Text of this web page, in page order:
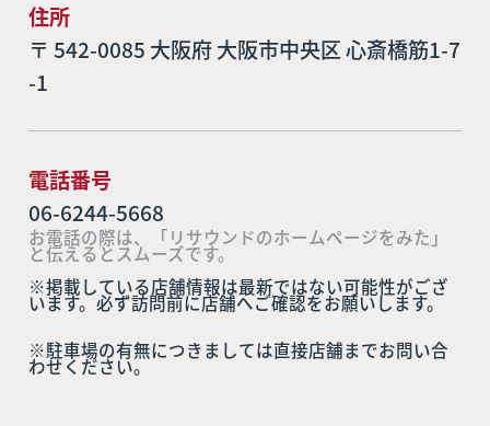
住所
〒 542-0085 大阪府 大阪市中央区 心斎橋筋1-7
-1
電話番号
06-6244-5668
お電話の際は、「リサウンドのホームページをみた」
と伝えるとスムーズです。
※掲載している店舗情報は最新ではない可能性がござ
います。必ず訪問前に店舗へご確認をお願いします。
※駐車場の有無につきましては直接店舗までお問い合
わせください。